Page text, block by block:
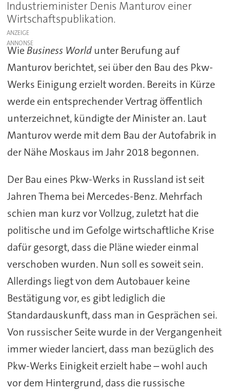
Industrieminister Denis Manturov einer
Wirtschaftspublikation.
ANZEIGE
Wie Business Worldunter Berufung auf
Manturov berichtet, sei über den Bau des Pkw-
Werks Einigung erzielt worden. Bereits in Kürze
werde ein entsprechender Vertrag öffentlich
unterzeichnet, kündigte der Minister an. Laut
Manturov werde mit dem Bau der Autofabrik in
der Nähe Moskaus im Jahr 2018 begonnen.
Der Bau eines Pkw-Werks in Russland ist seit
Jahren Thema bei Mercedes-Benz. Mehrfach
schien man kurz vor Vollzug, zuletzt hat die
politische und im Gefolge wirtschaftliche Krise
dafür gesorgt, dass die Pläne wieder einmal
verschoben wurden. Nun soll es soweit sein.
Allerdings liegt von dem Autobauer keine
Bestätigung vor, es gibt lediglich die
Standardauskunft, dass man in Gesprächen sei.
Von russischer Seite wurde in der Vergangenheit
immer wieder lanciert, dass man bezüglich des
Pkw-Werks Einigkeit erzielt habe – wohl auch
vor dem Hintergrund, dass die russische